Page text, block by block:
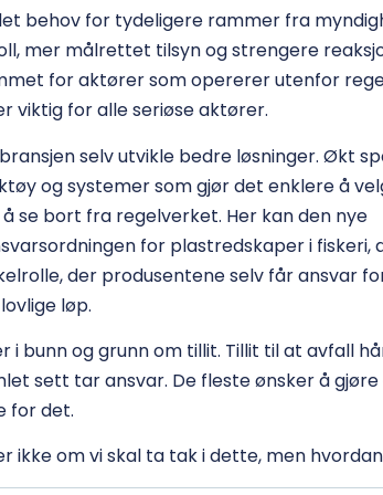
behov for tydeligere rammer fra
mer målrettet tilsyn og strengere
for aktører som opererer utenfor
viktig for alle seriøse aktører.
selv utvikle bedre løsninger. Økt
og systemer som gjør det enklere å
se bort fra regelverket. Her kan den nye
for plastredskaper i fiskeri,
der produsentene selv får ansvar
løp.
i bunn og grunn om tillit. Tillit til at avfall
sett tar ansvar. De fleste ønsker å
for det.
ikke om vi skal ta tak i dette, men